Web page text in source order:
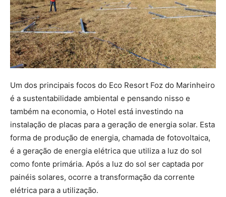
Um dos principais focos do Eco Resort Foz do Marinheiro
é a sustentabilidade ambiental e pensando nisso e
também na economia, o Hotel está investindo na
instalação de placas para a geração de energia solar. Esta
forma de produção de energia, chamada de fotovoltaica,
é a geração de energia elétrica que utiliza a luz do sol
como fonte primária. Após a luz do sol ser captada por
painéis solares, ocorre a transformação da corrente
elétrica para a utilização.